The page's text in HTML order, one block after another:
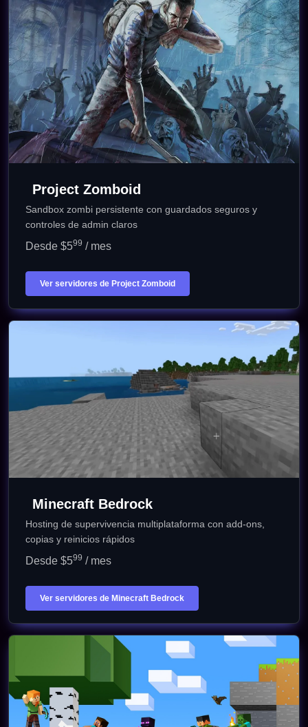
Project Zomboid
Sandbox zombi persistente con guardados seguros y
controles de admin claros
Desde $599 / mes
Ver servidores de Project Zomboid
Minecraft Bedrock
Hosting de supervivencia multiplataforma con add-ons,
copias y reinicios rápidos
Desde $599 / mes
Ver servidores de Minecraft Bedrock